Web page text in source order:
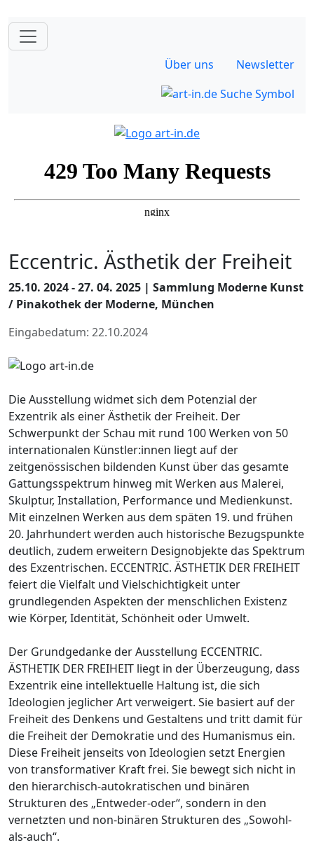
Über uns Newsletter
Eccentric. Ästhetik der Freiheit
25.10. 2024 - 27. 04. 2025 | Sammlung Moderne Kunst
/ Pinakothek der Moderne, München
Eingabedatum: 22.10.2024
Die Ausstellung widmet sich dem Potenzial der
Exzentrik als einer Ästhetik der Freiheit. Der
Schwerpunkt der Schau mit rund 100 Werken von 50
internationalen Künstler:innen liegt auf der
zeitgenössischen bildenden Kunst über das gesamte
Gattungsspektrum hinweg mit Werken aus Malerei,
Skulptur, Installation, Performance und Medienkunst.
Mit einzelnen Werken aus dem späten 19. und frühen
20. Jahrhundert werden auch historische Bezugspunkte
deutlich, zudem erweitern Designobjekte das Spektrum
des Exzentrischen. ECCENTRIC. ÄSTHETIK DER FREIHEIT
feiert die Vielfalt und Vielschichtigkeit unter
grundlegenden Aspekten der menschlichen Existenz
wie Körper, Identität, Schönheit oder Umwelt.
Der Grundgedanke der Ausstellung ECCENTRIC.
ÄSTHETIK DER FREIHEIT liegt in der Überzeugung, dass
Exzentrik eine intellektuelle Haltung ist, die sich
Ideologien jeglicher Art verweigert. Sie basiert auf der
Freiheit des Denkens und Gestaltens und tritt damit für
die Freiheit der Demokratie und des Humanismus ein.
Diese Freiheit jenseits von Ideologien setzt Energien
von transformativer Kraft frei. Sie bewegt sich nicht in
den hierarchisch-autokratischen und binären
Strukturen des „Entweder-oder“, sondern in den
vernetzten und non-binären Strukturen des „Sowohl-
als-auch“.